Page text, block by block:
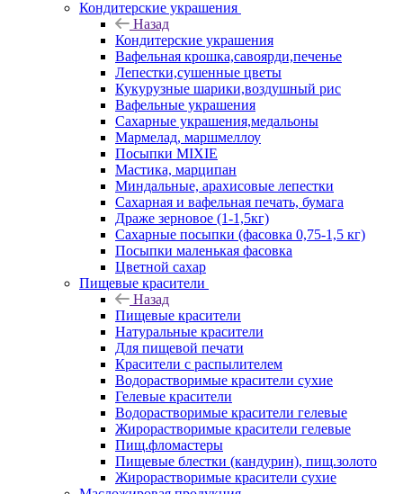
Кондитерские украшения
Назад
Кондитерские украшения
Вафельная крошка,савоярди,печенье
Лепестки,сушенные цветы
Кукурузные шарики,воздушный рис
Вафельные украшения
Сахарные украшения,медальоны
Мармелад, маршмеллоу
Посыпки MIXIE
Мастика, марципан
Миндальные, арахисовые лепестки
Сахарная и вафельная печать, бумага
Драже зерновое (1-1,5кг)
Сахарные посыпки (фасовка 0,75-1,5 кг)
Посыпки маленькая фасовка
Цветной сахар
Пищевые красители
Назад
Пищевые красители
Натуральные красители
Для пищевой печати
Красители с распылителем
Водорастворимые красители сухие
Гелевые красители
Водорастворимые красители гелевые
Жирорастворимые красители гелевые
Пищ.фломастеры
Пищевые блестки (кандурин), пищ.золото
Жирорастворимые красители сухие